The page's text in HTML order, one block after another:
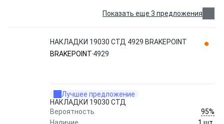
Показать еще 3 предложения
НАКЛАДКИ 19030 СТД 4929 BRAKEPOINT
BRAKEPOINT 4929
Лучшее предложение
НАКЛАДКИ 19030 СТД
Вероятность
95%